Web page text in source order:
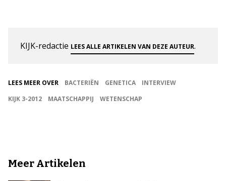
KIJK-redactie LEES ALLE ARTIKELEN VAN DEZE AUTEUR.
LEES MEER OVER BACTERIËN GENETICA
INTERVIEW
KIJK 3-2012
MAATSCHAPPIJ WETENSCHAP
Meer Artikelen